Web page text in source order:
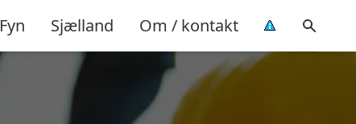
Fyn Sjælland Om / kontakt